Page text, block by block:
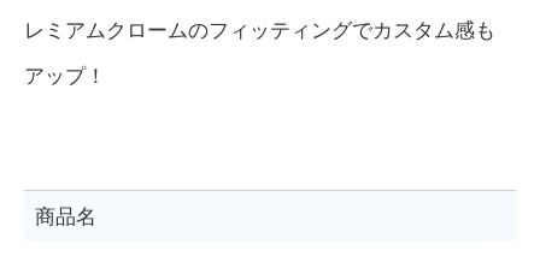
レミアムクロームのフィッティングでカスタム感も
アップ！
商品名